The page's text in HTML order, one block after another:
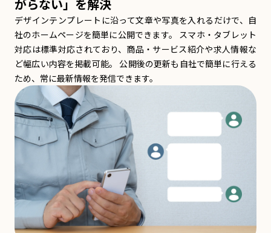
がらない」を解決
デザインテンプレートに沿って文章や写真を入れるだけで、自
社のホームページを簡単に公開できます。 スマホ・タブレット
対応は標準対応されており、商品・サービス紹介や求人情報な
ど幅広い内容を掲載可能。 公開後の更新も自社で簡単に行える
ため、常に最新情報を発信できます。